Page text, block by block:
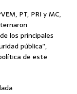
PT, PRI y MC,
los principales
pública”,
de este